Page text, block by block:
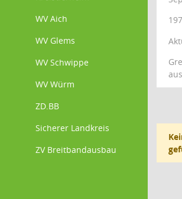
WV Aich
WV Glems
WV Schwippe
WV Würm
ZD.BB
Sicherer Landkreis
ZV Breitbandausbau